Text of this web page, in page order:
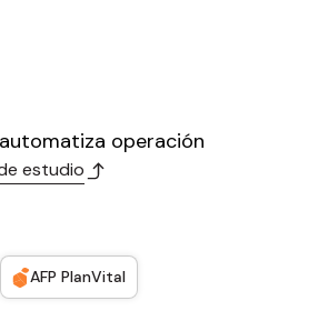
automatiza operación
estudio
AFP PlanVital